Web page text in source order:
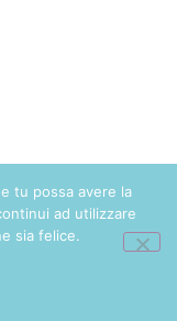
tu possa avere la
ad utilizzare
sia felice.